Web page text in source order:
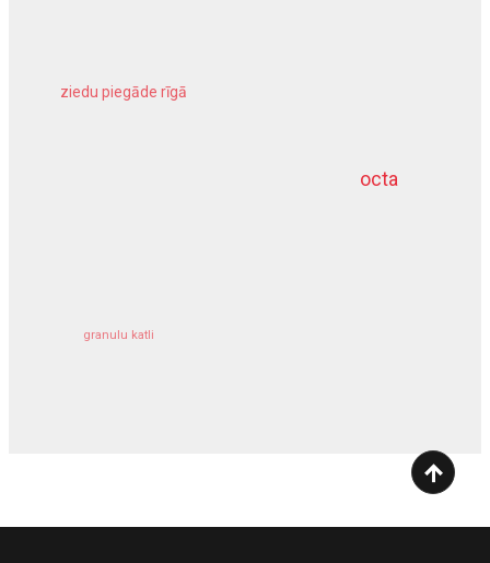
octa
ziedu piegāde rīgā
granulu katli
dziļurbums